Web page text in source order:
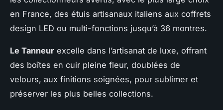
en France, des étuis artisanaux italiens aux coffrets
design LED ou multi-fonctions jusqu’à 36 montres.
Le Tanneur excelle dans l’artisanat de luxe, offrant
des boîtes en cuir pleine fleur, doublées de
velours, aux finitions soignées, pour sublimer et
préserver les plus belles collections.